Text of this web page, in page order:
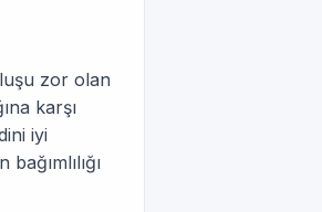
zor olan
karşı
iyi